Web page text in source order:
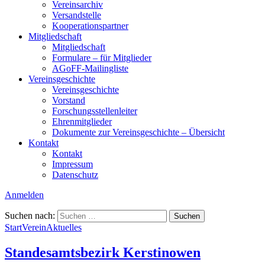
Vereinsarchiv
Versandstelle
Kooperationspartner
Mitgliedschaft
Mitgliedschaft
Formulare – für Mitglieder
AGoFF-Mailingliste
Vereinsgeschichte
Vereinsgeschichte
Vorstand
Forschungsstellenleiter
Ehrenmitglieder
Dokumente zur Vereinsgeschichte – Übersicht
Kontakt
Kontakt
Impressum
Datenschutz
Anmelden
Suchen nach:
StartVereinAktuelles
Standesamtsbezirk Kerstinowen